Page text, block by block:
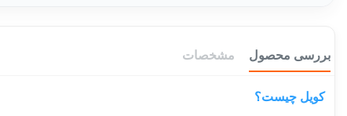
بررسی محصول مشخصات
کویل چیست؟